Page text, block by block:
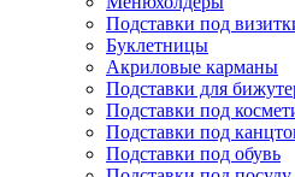
Подставки под
Буклетницы
Акриловые карманы
Подставки для
Подставки под
Подставки под
Подставки под обувь